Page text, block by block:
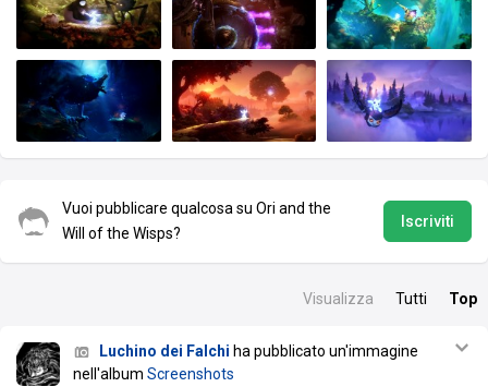
Vuoi pubblicare qualcosa su Ori and the
Will of the Wisps?
Iscriviti
Visualizza Tutti Top
Luchino dei Falchi ha pubblicato un'immagine
nell'album Screenshots